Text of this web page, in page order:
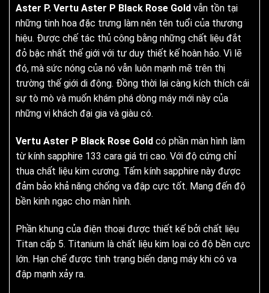
Aster P. Vertu Aster P Black Rose Gold vẫn tồn tại
những tinh hoa đặc trưng làm nên tên tuổi của thương
hiệu. Được chế tác thủ công bằng những chất liệu đắt
đỏ bậc nhất thế giới với tư duy thiết kế hoàn hảo. Vì lẽ
đó, mà sức nóng của nó vẫn luôn mạnh mẽ trên thị
trường thế giới di động. Đồng thời lại càng kích thích cái
sự tò mò và muốn khám phá dòng máy mới này của
những vị khách đại gia và giàu có.
Vertu Aster P Black Rose Gold có phần màn hình làm
từ kính sapphire 133 cara giá trị cao. Với độ cứng chỉ
thua chất liệu kim cương. Tấm kính sapphire này được
đảm bảo khả năng chống va đập cực tốt. Mang đến độ
bền kinh ngạc cho màn hình.
Phần khung của điện thoại được thiết kế bởi chất liệu
Titan cấp 5. Titanium là chất liệu kim loại có độ bền cực
lớn. Hạn chế được tình trạng biến dạng máy khi có va
đập mạnh xảy ra.